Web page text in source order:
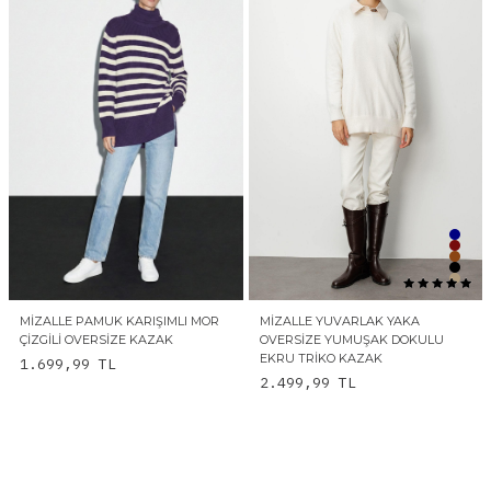
MIZALLE PAMUK KARIŞIMLI MOR
ÇIZGILI OVERSIZE KAZAK
1.699,99 TL
MIZALLE YUVARLAK YAKA
OVERSIZE YUMUŞAK DOKULU
EKRU TRIKO KAZAK
2.499,99 TL